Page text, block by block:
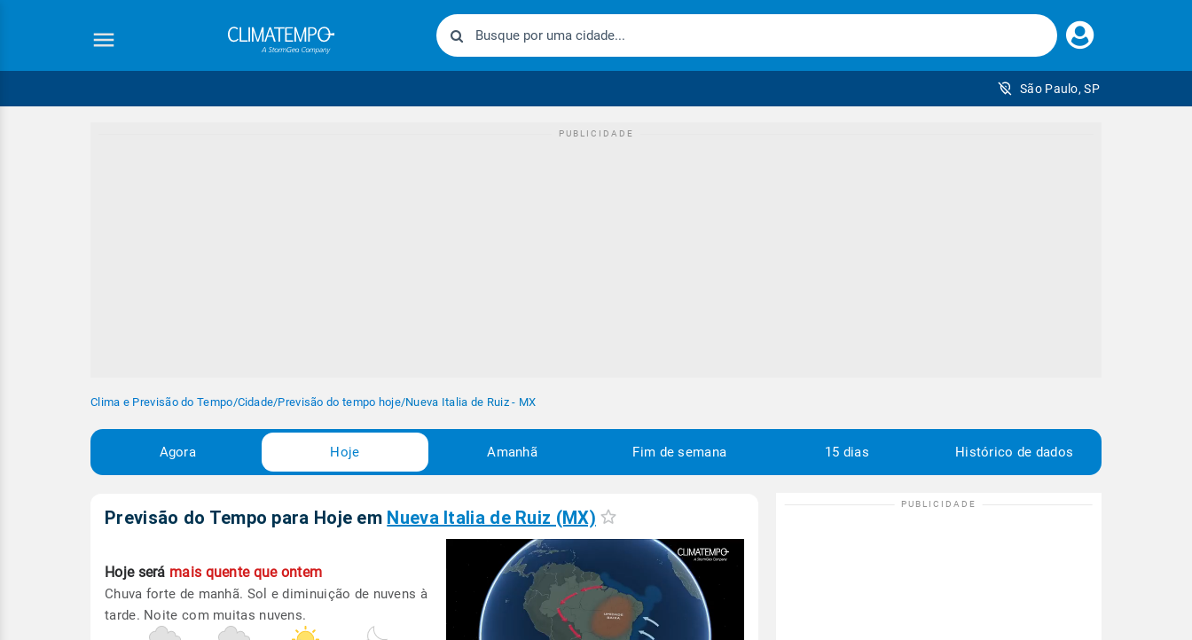
Faça
seu
São Paulo, SP
Clima e Previsão do Tempo/Cidade/Previsão do tempo hoje/Nueva Italia de Ruiz - MX
Agora Hoje Amanhã Fim de semana 15 dias Histórico de dados
Previsão do Tempo para Hoje em Nueva Italia de Ruiz (MX)
Hoje será mais quente que ontem
Chuva forte de manhã. Sol e diminuição de nuvens à
tarde. Noite com muitas nuvens.